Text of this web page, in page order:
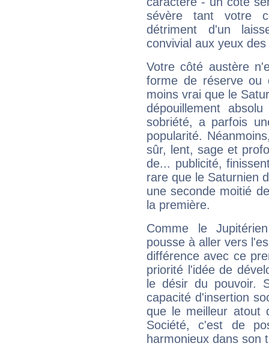
sévère tant votre
détriment d'un
convivial aux yeux
Votre côté austère
forme de réserve
moins vrai que le
dépouillement
sobriété, a parfois
popularité.
sûr, lent, sage et
de... publicité,
rare que le Saturnien
une seconde moitié
la première.
Comme le
pousse à aller vers
différence avec ce
priorité l'idée de
le désir du pouvoir.
capacité d'insertion
que le meilleur atout
Société, c'est de
harmonieux dans son